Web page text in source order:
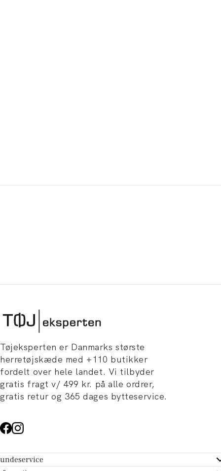
Tøjeksperten er Danmarks største
herretøjskæde med +110 butikker
fordelt over hele landet. Vi tilbyder
gratis fragt v/ 499 kr. på alle ordrer,
gratis retur og 365 dages bytteservice.